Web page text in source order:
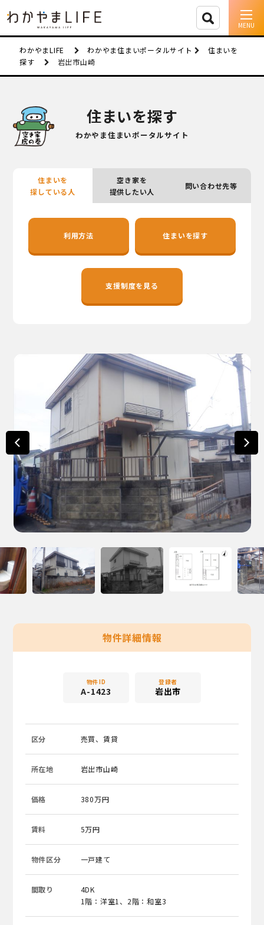
イベント情報
移住支援
しごと
市町村を探す
移住者インタビュー
動画
地域おこし協力隊
わかやまLIFE わかやま住まいポータルサイト
住まいを
探す
岩出市山崎
住まいを探す
わかやま住まいポータルサイト
住まいを
探している人
空き家を
提供したい人
問い合わせ先等
利用方法 住まいを探す
支援制度を見る
物件詳細情報
物件ID
A-1423
登録者
岩出市
区分 売買、賃貸
所在地 岩出市山崎
価格 380万円
賃料 5万円
物件区分 一戸建て
間取り
4DK
1階：洋室1、2階：和室3